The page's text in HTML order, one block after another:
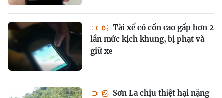
Tài xế có cồn cao gấp hơn 2
lần mức kịch khung, bị phạt và
giữ xe
Sơn La chịu thiệt hại nặng